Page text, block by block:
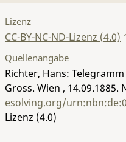
Lizenz
CC-BY-NC-ND-Lizenz (4.0)
Quellenangabe
Richter, Hans:
Gross. Wien , 14.09.1885.
esolving.org/
Lizenz (4.0)